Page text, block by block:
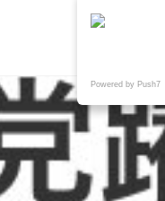
Powered by Push7